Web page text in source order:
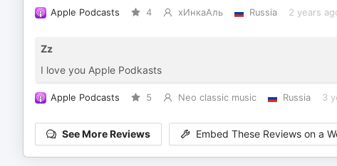
Apple Podcasts 4 хИнкаАль Russia 2 years
Zz
I love you Apple Podkasts
Apple Podcasts 5 Neo classic music Russia 3
See More Reviews Embed These Reviews on a